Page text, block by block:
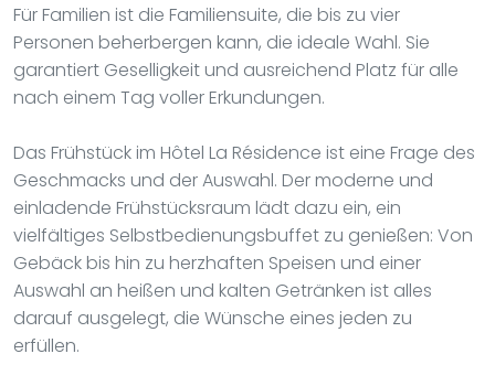
Für Familien ist die Familiensuite, die bis zu vier
Personen beherbergen kann, die ideale Wahl. Sie
garantiert Geselligkeit und ausreichend Platz für alle
nach einem Tag voller Erkundungen.
Das Frühstück im Hôtel La Résidence ist eine Frage des
Geschmacks und der Auswahl. Der moderne und
einladende Frühstücksraum lädt dazu ein, ein
vielfältiges Selbstbedienungsbuffet zu genießen: Von
Gebäck bis hin zu herzhaften Speisen und einer
Auswahl an heißen und kalten Getränken ist alles
darauf ausgelegt, die Wünsche eines jeden zu
erfüllen.